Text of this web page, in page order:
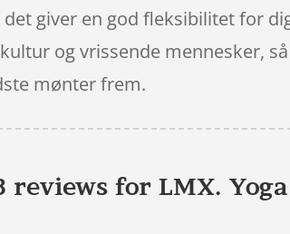
det giver en god fleksibilitet for
og vrissende mennesker,
mønter frem.
reviews forLMX.